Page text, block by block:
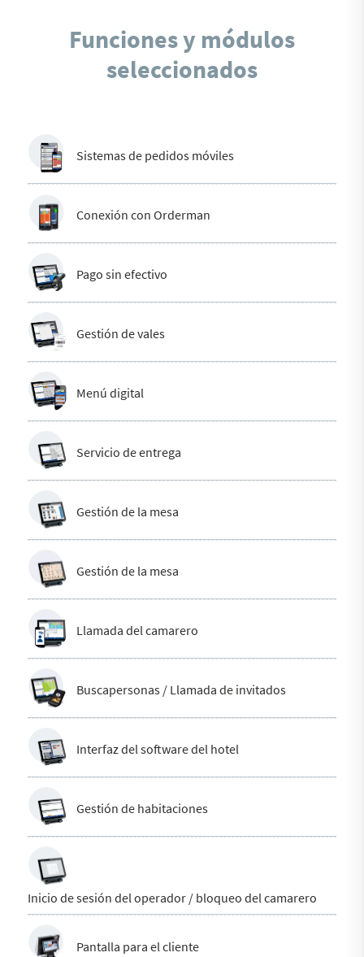
Funciones y módulos
seleccionados
Sistemas de pedidos móviles
Conexión con Orderman
Pago sin efectivo
Gestión de vales
Menú digital
Servicio de entrega
Gestión de la mesa
Gestión de la mesa
Llamada del camarero
Buscapersonas / Llamada de invitados
Interfaz del software del hotel
Gestión de habitaciones
Inicio de sesión del operador / bloqueo del camarero
Pantalla para el cliente